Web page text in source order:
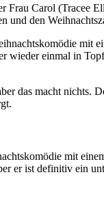
Frau Carol (Tracee
und den
wieder einmal in
das macht nichts.
mit
er ist definitiv ein